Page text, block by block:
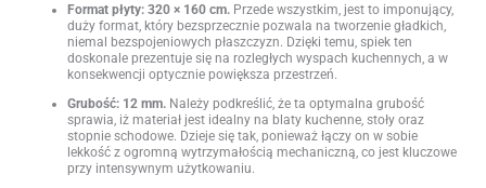
Format płyty: 320 × 160 cm. Przede wszystkim, jest to imponujący,
duży format, który bezsprzecznie pozwala na tworzenie gładkich,
niemal bezspojeniowych płaszczyzn. Dzięki temu, spiek ten
doskonale prezentuje się na rozległych wyspach kuchennych, a w
konsekwencji optycznie powiększa przestrzeń.
Grubość: 12 mm. Należy podkreślić, że ta optymalna grubość
sprawia, iż materiał jest idealny na blaty kuchenne, stoły oraz
stopnie schodowe. Dzieje się tak, ponieważ łączy on w sobie
lekkość z ogromną wytrzymałością mechaniczną, co jest kluczowe
przy intensywnym użytkowaniu.